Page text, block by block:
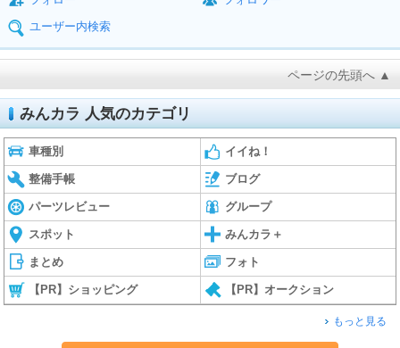
ユーザー内検索
ページの先頭へ ▲
みんカラ 人気のカテゴリ
車種別 イイね！
整備手帳 ブログ
パーツレビュー グループ
スポット みんカラ＋
まとめ フォト
【PR】ショッピング 【PR】オークション
もっと見る